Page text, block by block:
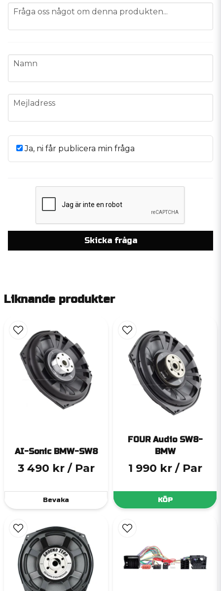
question
Fråga oss något om denna produkten...
name
Namn
email
Mejladress
Ja, ni får publicera min fråga
Skicka fråga
Liknande produkter
AI-Sonic BMW-SW8
3 490 kr / Par
Bevaka
FOUR Audio SW8-
BMW
1 990 kr / Par
KÖP